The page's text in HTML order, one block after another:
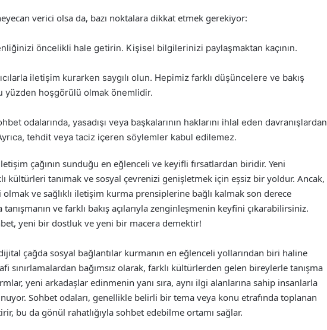
verici olsa da, bazı noktalara dikkat etmek gerekiyor:
öncelikli hale getirin. Kişisel bilgilerinizi paylaşmaktan kaçının.
iletişim kurarken saygılı olun. Hepimiz farklı düşüncelere ve bakış
yüzden hoşgörülü olmak önemlidir.
odalarında, yasadışı veya başkalarının haklarını ihlal eden davranışlardan
tehdit veya taciz içeren söylemler kabul edilemez.
çağının sunduğu en eğlenceli ve keyifli fırsatlardan biridir. Yeni
kültürleri tanımak ve sosyal çevrenizi genişletmek için eşsiz bir yoldur. Ancak,
ve sağlıklı iletişim kurma prensiplerine bağlı kalmak son derece
ve farklı bakış açılarıyla zenginleşmenin keyfini çıkarabilirsiniz.
yeni bir dostluk ve yeni bir macera demektir!
çağda sosyal bağlantılar kurmanın en eğlenceli yollarından biri haline
sınırlamalardan bağımsız olarak, farklı kültürlerden gelen bireylerle tanışma
yeni arkadaşlar edinmenin yanı sıra, aynı ilgi alanlarına sahip insanlarla
Sohbet odaları, genellikle belirli bir tema veya konu etrafında toplanan
bu da gönül rahatlığıyla sohbet edebilme ortamı sağlar.